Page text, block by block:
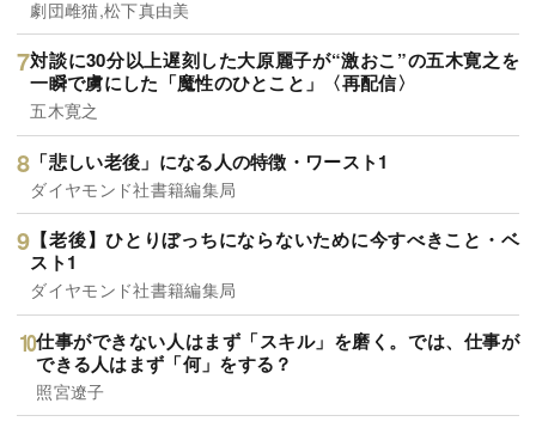
劇団雌猫,松下真由美
対談に30分以上遅刻した大原麗子が“激おこ”の五木寛之を
一瞬で虜にした「魔性のひとこと」〈再配信〉
五木寛之
「悲しい老後」になる人の特徴・ワースト1
ダイヤモンド社書籍編集局
【老後】ひとりぼっちにならないために今すべきこと・ベ
スト1
ダイヤモンド社書籍編集局
仕事ができない人はまず「スキル」を磨く。では、仕事が
できる人はまず「何」をする？
照宮遼子